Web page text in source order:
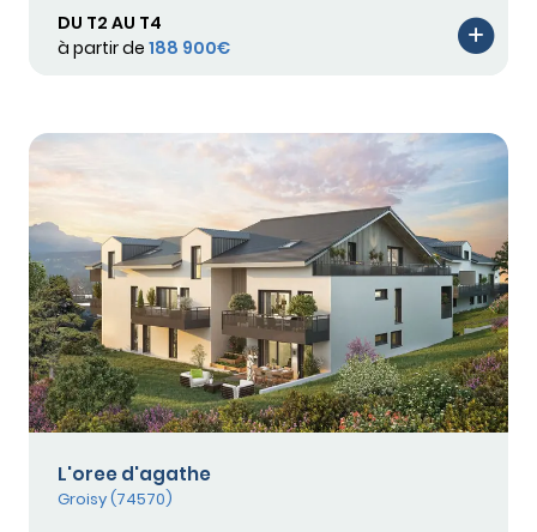
DU T2 AU T4
à partir de 188 900€
L'oree d'agathe
Groisy (74570)